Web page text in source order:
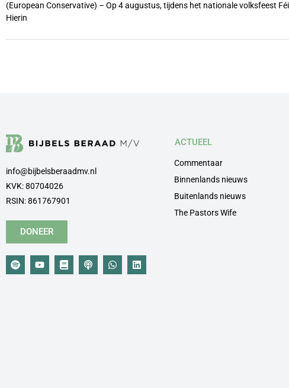
(European Conservative) – Op 4 augustus, tijdens het nationale volksfeest
Hierin
info@bijbelsberaadmv.nl
KVK: 80704026
RSIN: 861767901
DONEER
ACTUEEL
Commentaar
Binnenlands nieuws
Buitenlands nieuws
The Pastors Wife